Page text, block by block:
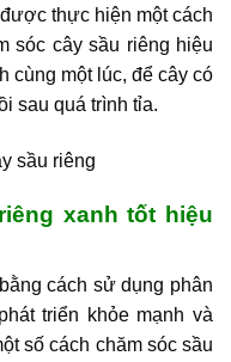
thực hiện một cách
sóc cây sầu riêng hiệu
cùng một lúc, để cây có
sau quá trình tỉa.
xanh tốt hiệu
cách sử dụng phân
triển khỏe mạnh và
số cách chăm sóc sầu